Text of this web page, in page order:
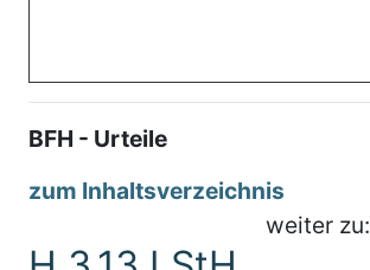
BFH - Urteile
zum Inhaltsverzeichnis
weiter zu: